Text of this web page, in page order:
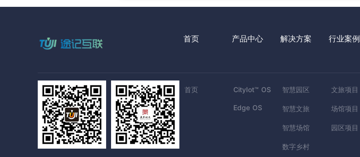
首页 产品中心 解决方案 行业案例
首页 CityIot™ OS
Edge OS
智慧园区
智慧文旅
智慧场馆
数字乡村
文旅项目
场馆项目
园区项目